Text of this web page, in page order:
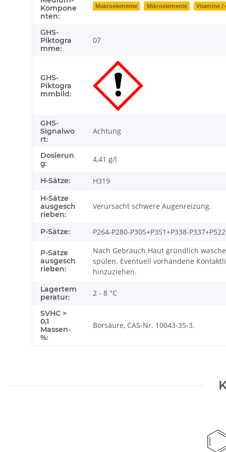
Kompone
nten:
Makroelemente Mikroelemente Vitamine /
GHS-
Piktogra
mme:
07
GHS-
Piktogra
mmbild:
GHS-
Signalwo
rt:
Achtung
Dosierun
g:
4,41 g/l
H-Sätze: H319
H-Sätze
ausgesch
rieben:
Verursacht schwere Augenreizung.
P-Sätze: P264-P280-P305+P351+P338-P337+P522
P-Sätze
ausgesch
rieben:
Nach Gebrauch Haut gründlich
spülen. Eventuell vorhandene
hinzuziehen.
Lagertem
peratur:
2 - 8 °C
SVHC >
0,1
Massen-
%:
Borsäure, CAS-Nr. 10043-35-3.